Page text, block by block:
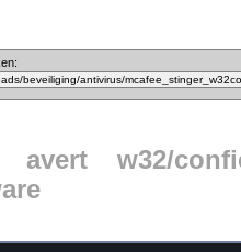
avert
w32/